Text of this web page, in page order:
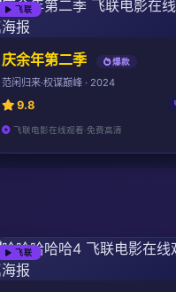
飞联
庆余年第二季 爆款
范闲归来·权谋巅峰 · 2024
9.8
飞联电影在线观看·免费高清
飞联